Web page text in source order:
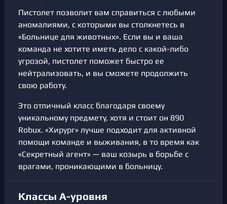
Пистолет позволит вам справиться с любыми
аномалиями, с которыми вы столкнетесь в
«Больнице для животных». Если вы и ваша
команда не хотите иметь дело с какой-либо
угрозой, пистолет поможет быстро ее
нейтрализовать, и вы сможете продолжить
свою работу.
Это отличный класс благодаря своему
уникальному предмету, хотя и стоит он 890
Robux. «Хирург» лучше подходит для активной
помощи команде и выживания, в то время как
«Секретный агент» — ваш козырь в борьбе с
врагами, проникающими в больницу.
Классы A-уровня